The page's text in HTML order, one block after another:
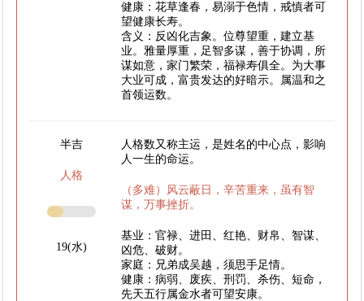
健康：花草逢春，易溺于色情，戒慎者可
望健康长寿。
含义：反凶化吉象。位尊望重，建立基
业。雅量厚重，足智多谋，善于协调，所
谋如意，家门繁荣，福禄寿俱全。为大事
大业可成，富贵发达的好暗示。属温和之
首领运数。
半吉
人格
19(水)
人格数又称主运，是姓名的中心点，影响
人一生的命运。
（多难）风云蔽日，辛苦重来，虽有智
谋，万事挫折。
基业：官禄、进田、红艳、财帛、智谋、
凶危、破财。
家庭：兄弟成吴越，须思手足情。
健康：病弱、废疾、刑罚、杀伤、短命，
先天五行属金水者可望安康。